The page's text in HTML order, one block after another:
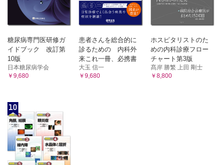
糖尿病専門医研修ガ
イドブック 改訂第
10版
日本糖尿病学会
￥9,680
患者さんを総合的に
診るための 内科外
来これ一冊、必携書
大玉 信一
￥9,680
ホスピタリストのた
めの内科診療フロー
チャート第3版
髙岸 勝繁 上田 剛士
￥8,800
10